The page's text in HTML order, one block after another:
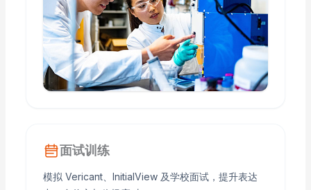
面试训练
模拟 Vericant、InitialView 及学校面试，提升表达